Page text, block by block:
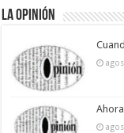
La Opinión